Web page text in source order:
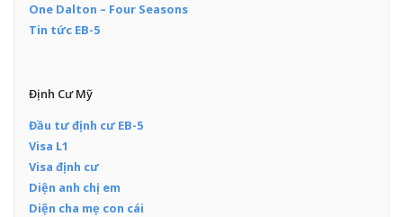
One Dalton – Four Seasons
Tin tức EB-5
Định Cư Mỹ
Đầu tư định cư EB-5
Visa L1
Visa định cư
Diện anh chị em
Diện cha mẹ con cái